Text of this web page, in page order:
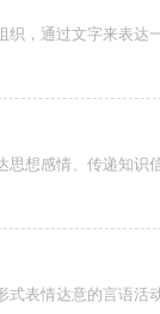
，通过文字来表达
想感情、传递知识
式表情达意的言语活